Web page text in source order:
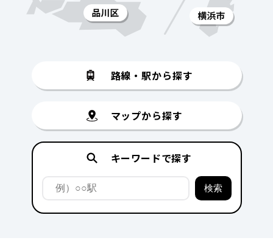
路線・駅から探す
マップから探す
キーワードで探す